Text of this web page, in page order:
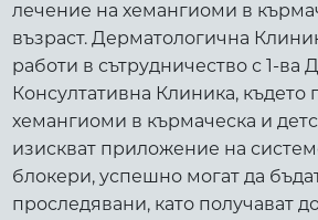
лечение на хемангиоми в
възраст. Дерматологична
работи в сътрудничество с 1-ва
Консултативна Клиника, където
хемангиоми в кърмаческа и
изискват приложение на
блокери, успешно могат да
проследявани, като получават